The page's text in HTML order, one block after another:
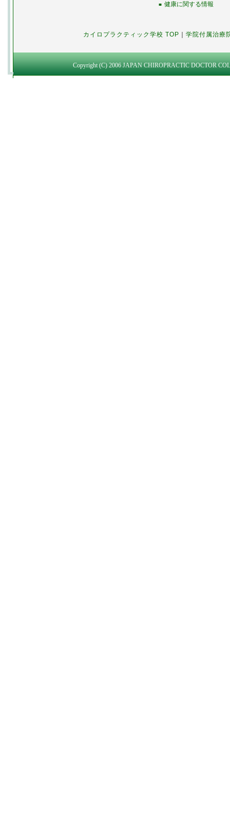
■ 健康に関する情報
カイロプラクティック学校 TOP 学院付属治療
Copyright (C) 2006 JAPAN CHIROPRACTIC DOCTOR